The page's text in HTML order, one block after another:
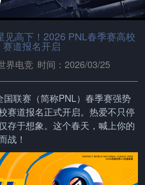
见高下！2026 PNL春季赛高校
赛道报名开启
界电竞 时间：2026/03/25
联赛（简称PNL）春季赛强势
赛道报名正式开启。热爱不只停
存于想象。这个春天，喊上你的
战！